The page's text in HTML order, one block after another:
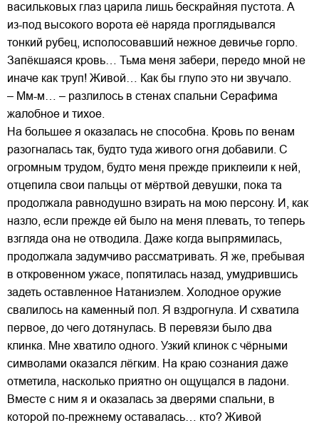
васильковых глаз царила лишь бескрайняя пустота. А
из-под высокого ворота её наряда проглядывался
тонкий рубец, исполосовавший нежное девичье горло.
Запёкшаяся кровь… Тьма меня забери, передо мной не
иначе как труп! Живой… Как бы глупо это ни звучало.
– Мм-м… – разлилось в стенах спальни Серафима
жалобное и тихое.
На большее я оказалась не способна. Кровь по венам
разогналась так, будто туда живого огня добавили. С
огромным трудом, будто меня прежде приклеили к ней,
отцепила свои пальцы от мёртвой девушки, пока та
продолжала равнодушно взирать на мою персону. И, как
назло, если прежде ей было на меня плевать, то теперь
взгляда она не отводила. Даже когда выпрямилась,
продолжала задумчиво рассматривать. Я же, пребывая
в откровенном ужасе, попятилась назад, умудрившись
задеть оставленное Натаниэлем. Холодное оружие
свалилось на каменный пол. Я вздрогнула. И схватила
первое, до чего дотянулась. В перевязи было два
клинка. Мне хватило одного. Узкий клинок с чёрными
символами оказался лёгким. На краю сознания даже
отметила, насколько приятно он ощущался в ладони.
Вместе с ним я и оказалась за дверями спальни, в
которой по-прежнему оставалась… кто? Живой